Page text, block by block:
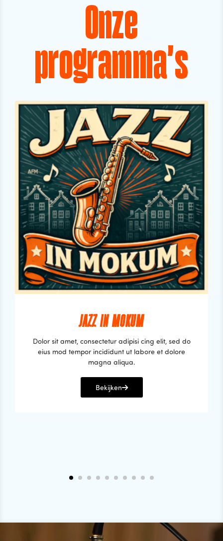
Onze
programma's
JAZZ IN MOKUM
Dolor sit amet, consectetur adipisi cing elit, sed do
eius mod tempor incididunt ut labore et dolore
magna aliqua.
Bekijken